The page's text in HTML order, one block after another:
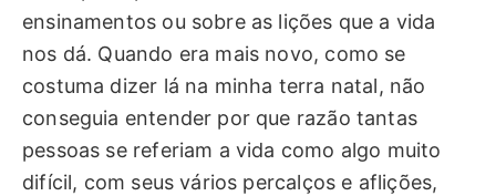
ensinamentos ou sobre as lições que a vida
nos dá. Quando era mais novo, como se
costuma dizer lá na minha terra natal, não
conseguia entender por que razão tantas
pessoas se referiam a vida como algo muito
difícil, com seus vários percalços e aflições,